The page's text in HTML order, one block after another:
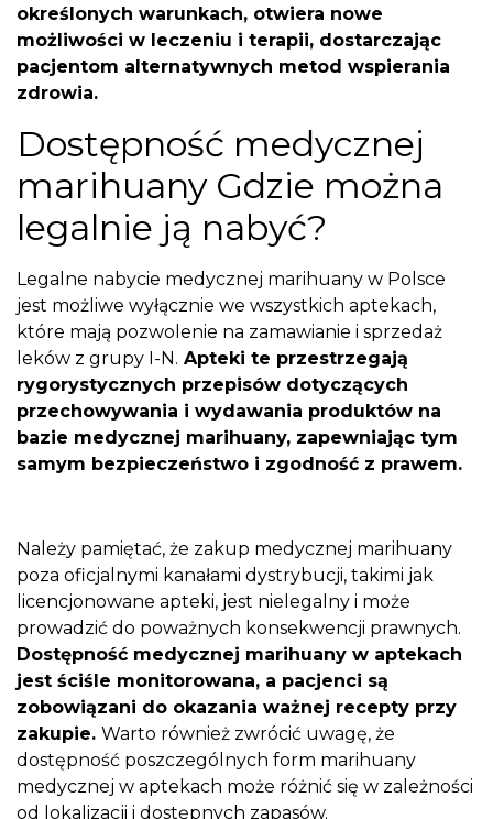
określonych warunkach, otwiera nowe
możliwości w leczeniu i terapii, dostarczając
pacjentom alternatywnych metod wspierania
zdrowia.
Dostępność medycznej
marihuany Gdzie można
legalnie ją nabyć?
Legalne nabycie medycznej marihuany w Polsce
jest możliwe wyłącznie we wszystkich aptekach,
które mają pozwolenie na zamawianie i sprzedaż
leków z grupy I-N. Apteki te przestrzegają
rygorystycznych przepisów dotyczących
przechowywania i wydawania produktów na
bazie medycznej marihuany, zapewniając tym
samym bezpieczeństwo i zgodność z prawem.
Należy pamiętać, że zakup medycznej marihuany
poza oficjalnymi kanałami dystrybucji, takimi jak
licencjonowane apteki, jest nielegalny i może
prowadzić do poważnych konsekwencji prawnych.
Dostępność medycznej marihuany w aptekach
jest ściśle monitorowana, a pacjenci są
zobowiązani do okazania ważnej recepty przy
zakupie. Warto również zwrócić uwagę, że
dostępność poszczególnych form marihuany
medycznej w aptekach może różnić się w zależności
od lokalizacji i dostępnych zapasów.